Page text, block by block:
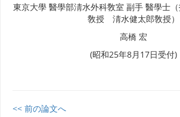
東京大學 醫學部淸水外科敎室 副手 醫學士
敎授 淸水健太郎敎授）
高橋 宏
(昭和25年8月17日受付)
<< 前の論文へ